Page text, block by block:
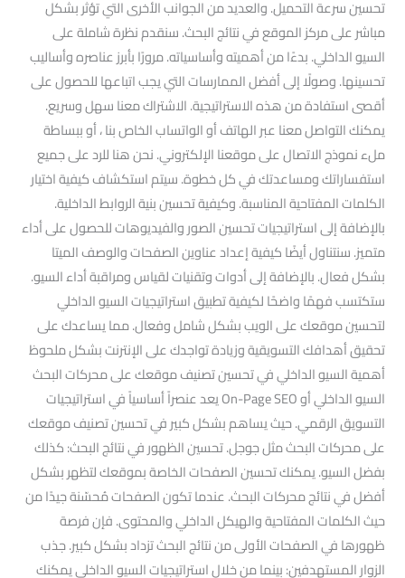
تحسين سرعة التحميل. والعديد من الجوانب الأخرى التي تؤثر بشكل
مباشر على مركز الموقع في نتائج البحث. سنقدم نظرة شاملة على
السيو الداخلي. بدءًا من أهميته وأساسياته. مرورًا بأبرز عناصره وأساليب
تحسينها. وصولًا إلى أفضل الممارسات التي يجب اتباعها للحصول على
أقصى استفادة من هذه الاستراتيجية. الاشتراك معنا سهل وسريع.
يمكنك التواصل معنا عبر الهاتف أو الواتساب الخاص بنا ، أو ببساطة
ملء نموذج الاتصال على موقعنا الإلكتروني. نحن هنا للرد على جميع
استفساراتك ومساعدتك في كل خطوة. سيتم استكشاف كيفية اختيار
الكلمات المفتاحية المناسبة. وكيفية تحسين بنية الروابط الداخلية.
بالإضافة إلى استراتيجيات تحسين الصور والفيديوهات للحصول على أداء
متميز. سنتناول أيضًا كيفية إعداد عناوين الصفحات والوصف الميتا
بشكل فعال. بالإضافة إلى أدوات وتقنيات لقياس ومراقبة أداء السيو.
ستكتسب فهمًا واضحًا لكيفية تطبيق استراتيجيات السيو الداخلي
لتحسين موقعك على الويب بشكل شامل وفعال. مما يساعدك على
تحقيق أهدافك التسويقية وزيادة تواجدك على الإنترنت بشكل ملحوظ
أهمية السيو الداخلي في تحسين تصنيف موقعك على محركات البحث
السيو الداخلي أو On-Page SEO يعد عنصراً أساسياً في استراتيجيات
التسويق الرقمي. حيث يساهم بشكل كبير في تحسين تصنيف موقعك
على محركات البحث مثل جوجل. تحسين الظهور في نتائج البحث: كذلك
بفضل السيو. يمكنك تحسين الصفحات الخاصة بموقعك لتظهر بشكل
أفضل في نتائج محركات البحث. عندما تكون الصفحات مُحسّنة جيدًا من
حيث الكلمات المفتاحية والهيكل الداخلي والمحتوى. فإن فرصة
ظهورها في الصفحات الأولى من نتائج البحث تزداد بشكل كبير. جذب
الزوار المستهدفين: بينما من خلال استراتيجيات السيو الداخلي يمكنك